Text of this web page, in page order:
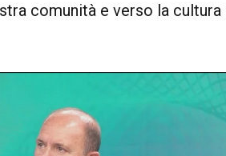
comunità e verso la